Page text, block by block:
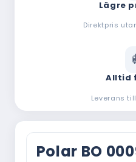
Lägre
Direktpris
Alltid
Leverans
Polar BO